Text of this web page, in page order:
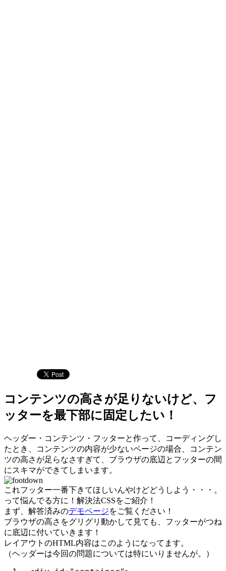
コンテンツの高さが足りないけど、フ
ッターを最下部に固定したい！
ヘッダー・コンテンツ・フッターと作って、コーディングし
たとき、コンテンツの内容が少ないページの場合、コンテン
ツの高さが足らなさすぎて、ブラウザの底辺とフッターの間
にスキマができてしまいます。
これフッター一番下きてほしいんやけどどうしよう・・・。
って悩んでる方に！解決法CSSをご紹介！
まず、解答済みのデモページをご覧ください！
ブラウザの高さをグリグリ動かして見ても、フッターがつね
に底辺に付いていきます！
レイアウトのHTML内容はこのようになってます。
（ヘッダーは今回の問題については特にいりませんが。）